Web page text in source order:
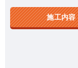
施工内容